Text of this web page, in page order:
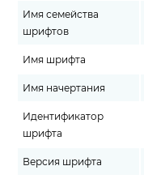
Имя семейства
шрифтов
Имя шрифта
Имя начертания
Идентификатор
шрифта
Версия шрифта